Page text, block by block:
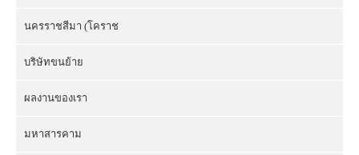
นครราชสีมา (โคราช
บริษัทขนย้าย
ผลงานของเรา
มหาสารคาม